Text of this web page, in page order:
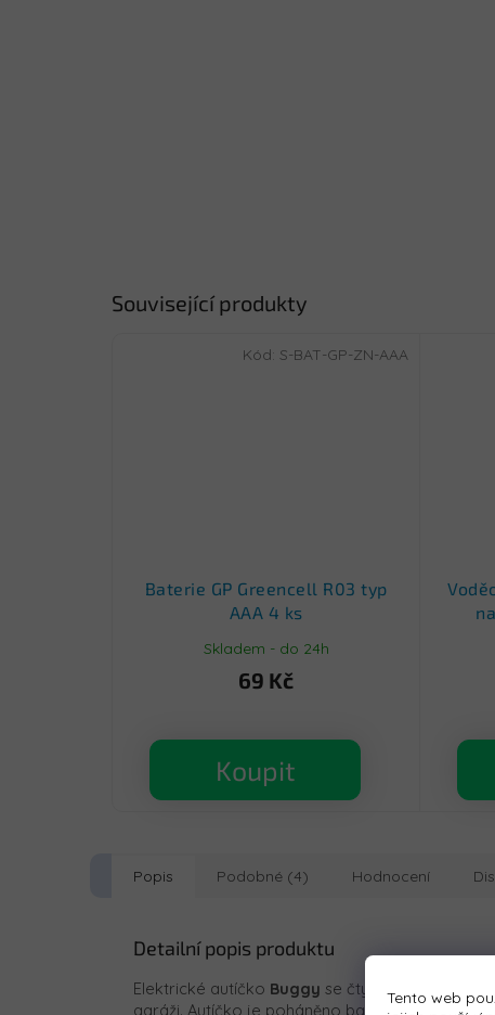
Tento web
Související produkty
Baterie GP Greencell R03 typ
AAA 4 ks
Skladem - do 24h
69 Kč
Koupit
Kód: S-BAT-GP-ZN-AAA
Popis Podobné (4) Hodnocení
Detailní popis produktu
Elektrické autíčko Buggy se čtyřmi silnými
garáži. Autíčko je poháněno baterií s kapacitou